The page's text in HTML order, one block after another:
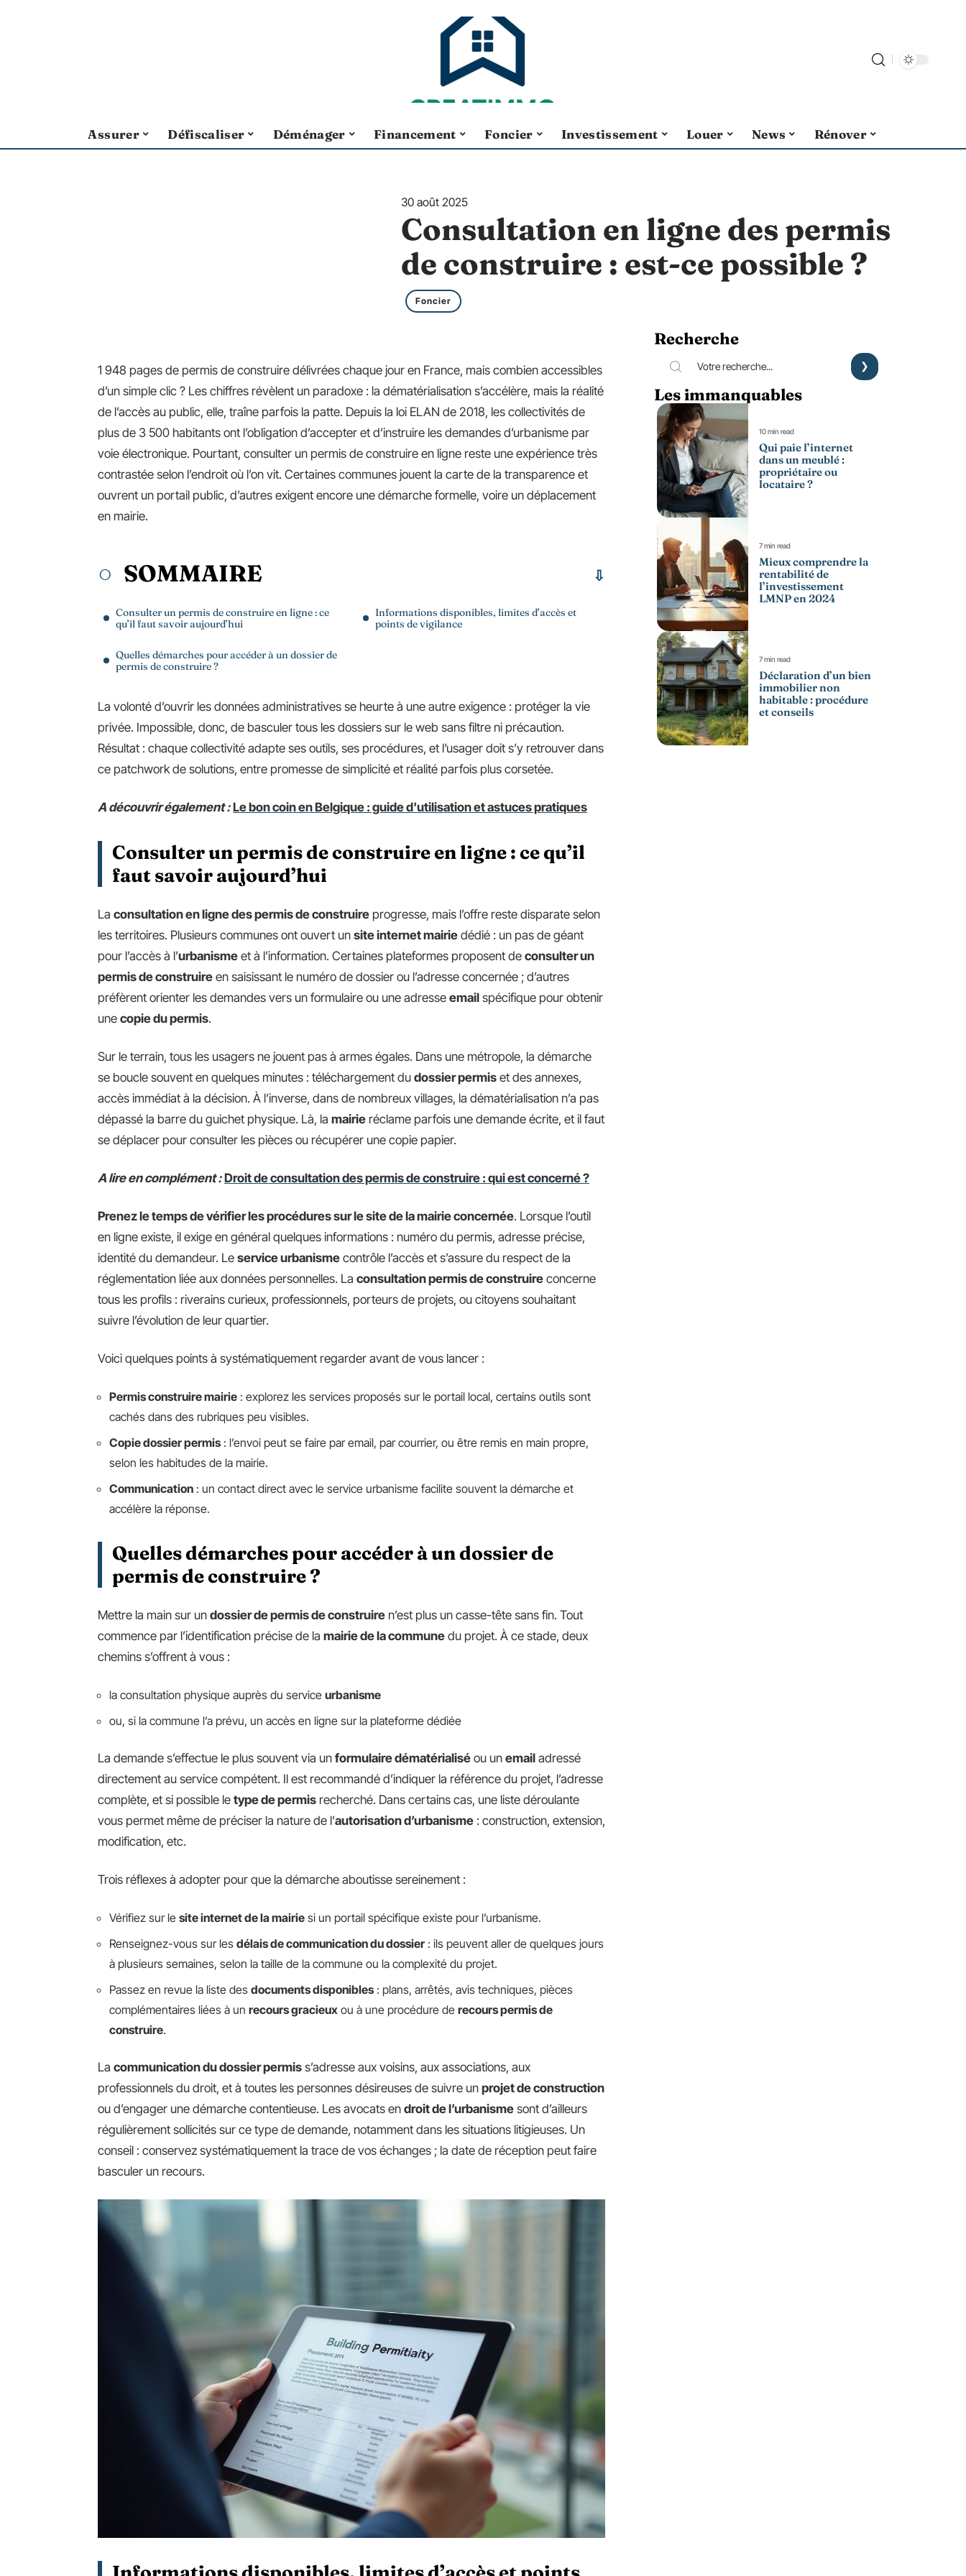
Assurer Défiscaliser Déménager Financement Foncier Investissement Louer News Rénover
30 août 2025
Consultation en ligne des permis
de construire : est-ce possible ?
Foncier
1 948 pages de permis de construire délivrées chaque jour en France, mais combien accessibles
d’un simple clic ? Les chiffres révèlent un paradoxe : la dématérialisation s’accélère, mais la réalité
de l’accès au public, elle, traîne parfois la patte. Depuis la loi ELAN de 2018, les collectivités de
plus de 3 500 habitants ont l’obligation d’accepter et d’instruire les demandes d’urbanisme par
voie électronique. Pourtant, consulter un permis de construire en ligne reste une expérience très
contrastée selon l’endroit où l’on vit. Certaines communes jouent la carte de la transparence et
ouvrent un portail public, d’autres exigent encore une démarche formelle, voire un déplacement
en mairie.
SOMMAIRE
Consulter un permis de construire en ligne : ce
qu’il faut savoir aujourd’hui
Quelles démarches pour accéder à un dossier de
permis de construire ?
Informations disponibles, limites d’accès et
points de vigilance
La volonté d’ouvrir les données administratives se heurte à une autre exigence : protéger la vie
privée. Impossible, donc, de basculer tous les dossiers sur le web sans filtre ni précaution.
Résultat : chaque collectivité adapte ses outils, ses procédures, et l’usager doit s’y retrouver dans
ce patchwork de solutions, entre promesse de simplicité et réalité parfois plus corsetée.
A découvrir également : Le bon coin en Belgique : guide d'utilisation et astuces pratiques
Consulter un permis de construire en ligne : ce qu’il
faut savoir aujourd’hui
La consultation en ligne des permis de construire progresse, mais l’offre reste disparate selon
les territoires. Plusieurs communes ont ouvert un site internet mairie dédié : un pas de géant
pour l’accès à l’urbanisme et à l’information. Certaines plateformes proposent de consulter un
permis de construire en saisissant le numéro de dossier ou l’adresse concernée ; d’autres
préfèrent orienter les demandes vers un formulaire ou une adresse email spécifique pour obtenir
une copie du permis.
Sur le terrain, tous les usagers ne jouent pas à armes égales. Dans une métropole, la démarche
se boucle souvent en quelques minutes : téléchargement du dossier permis et des annexes,
accès immédiat à la décision. À l’inverse, dans de nombreux villages, la dématérialisation n’a pas
dépassé la barre du guichet physique. Là, la mairie réclame parfois une demande écrite, et il faut
se déplacer pour consulter les pièces ou récupérer une copie papier.
A lire en complément : Droit de consultation des permis de construire : qui est concerné ?
Prenez le temps de vérifier les procédures sur le site de la mairie concernée. Lorsque l’outil
en ligne existe, il exige en général quelques informations : numéro du permis, adresse précise,
identité du demandeur. Le service urbanisme contrôle l’accès et s’assure du respect de la
réglementation liée aux données personnelles. La consultation permis de construire concerne
tous les profils : riverains curieux, professionnels, porteurs de projets, ou citoyens souhaitant
suivre l’évolution de leur quartier.
Voici quelques points à systématiquement regarder avant de vous lancer :
Permis construire mairie : explorez les services proposés sur le portail local, certains outils sont
cachés dans des rubriques peu visibles.
Copie dossier permis : l’envoi peut se faire par email, par courrier, ou être remis en main propre,
selon les habitudes de la mairie.
Communication : un contact direct avec le service urbanisme facilite souvent la démarche et
accélère la réponse.
Quelles démarches pour accéder à un dossier de
permis de construire ?
Mettre la main sur un dossier de permis de construire n’est plus un casse-tête sans fin. Tout
commence par l’identification précise de la mairie de la commune du projet. À ce stade, deux
chemins s’offrent à vous :
la consultation physique auprès du service urbanisme
ou, si la commune l’a prévu, un accès en ligne sur la plateforme dédiée
La demande s’effectue le plus souvent via un formulaire dématérialisé ou un email adressé
directement au service compétent. Il est recommandé d’indiquer la référence du projet, l’adresse
complète, et si possible le type de permis recherché. Dans certains cas, une liste déroulante
vous permet même de préciser la nature de l’autorisation d’urbanisme : construction, extension,
modification, etc.
Trois réflexes à adopter pour que la démarche aboutisse sereinement :
Vérifiez sur le site internet de la mairie si un portail spécifique existe pour l’urbanisme.
Renseignez-vous sur les délais de communication du dossier : ils peuvent aller de quelques jours
à plusieurs semaines, selon la taille de la commune ou la complexité du projet.
Passez en revue la liste des documents disponibles : plans, arrêtés, avis techniques, pièces
complémentaires liées à un recours gracieux ou à une procédure de recours permis de
construire.
La communication du dossier permis s’adresse aux voisins, aux associations, aux
professionnels du droit, et à toutes les personnes désireuses de suivre un projet de construction
ou d’engager une démarche contentieuse. Les avocats en droit de l’urbanisme sont d’ailleurs
régulièrement sollicités sur ce type de demande, notamment dans les situations litigieuses. Un
conseil : conservez systématiquement la trace de vos échanges ; la date de réception peut faire
basculer un recours.
Recherche
Les immanquables
10 min read
Qui paie l’internet
dans un meublé :
propriétaire ou
locataire ?
7 min read
Mieux comprendre la
rentabilité de
l’investissement
LMNP en 2024
7 min read
Déclaration d’un bien
immobilier non
habitable : procédure
et conseils